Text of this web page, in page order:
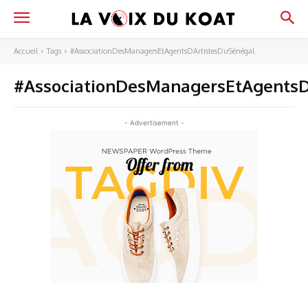
Accueil Tags #AssociationDesManagersEtAgentsDArtistesDuSénégal
- Advertisement -